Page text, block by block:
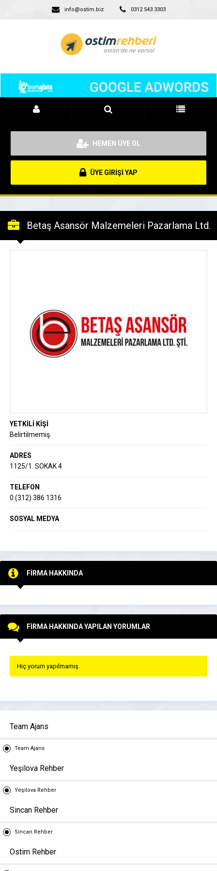
info@ostim.biz 0312 543 3303
HEMEN ÜYE OL
ÜYE GİRİŞİ YAP
Betaş Asansör Malzemeleri Pazarlama Ltd.
YETKİLİ KİŞİ
Belirtilmemiş
ADRES
1125/1. SOKAK 4
TELEFON
0 (312) 386 1316
SOSYAL MEDYA
FİRMA HAKKINDA
FİRMA HAKKINDA YAPILAN YORUMLAR
Hiç yorum yapılmamış.
Team Ajans
Team Ajans
Yeşilova Rehber
Yeşilova Rehber
Sincan Rehber
Sincan Rehber
Ostim Rehber